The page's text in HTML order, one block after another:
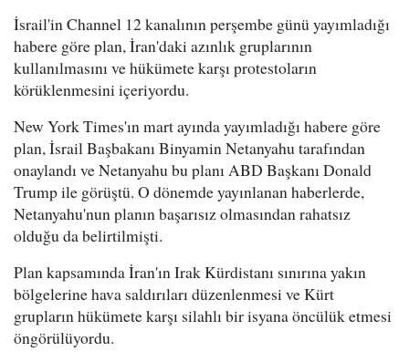
İsrail'in Channel 12 kanalının perşembe günü yayımladığı
habere göre plan, İran'daki azınlık gruplarının
kullanılmasını ve hükümete karşı protestoların
körüklenmesini içeriyordu.
New York Times'ın mart ayında yayımladığı habere göre
plan, İsrail Başbakanı Binyamin Netanyahu tarafından
onaylandı ve Netanyahu bu planı ABD Başkanı Donald
Trump ile görüştü. O dönemde yayınlanan haberlerde,
Netanyahu'nun planın başarısız olmasından rahatsız
olduğu da belirtilmişti.
Plan kapsamında İran'ın Irak Kürdistanı sınırına yakın
bölgelerine hava saldırıları düzenlenmesi ve Kürt
grupların hükümete karşı silahlı bir isyana öncülük etmesi
öngörülüyordu.